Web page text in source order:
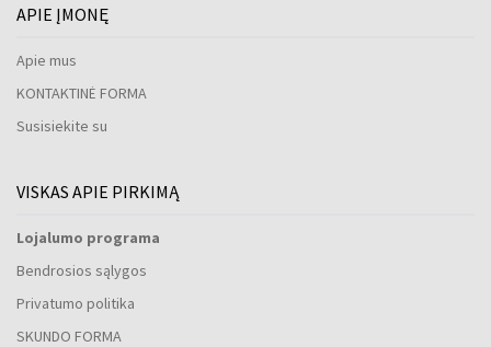
APIE ĮMONĘ
Apie mus
KONTAKTINĖ FORMA
Susisiekite su
VISKAS APIE PIRKIMĄ
Lojalumo programa
Bendrosios sąlygos
Privatumo politika
SKUNDO FORMA